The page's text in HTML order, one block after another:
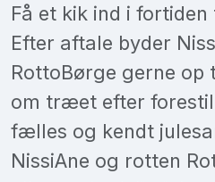
Få et kik ind i
Efter aftale byder
RottoBørge gerne op
om træet efter
fælles og kendt
NissiAne og rotten